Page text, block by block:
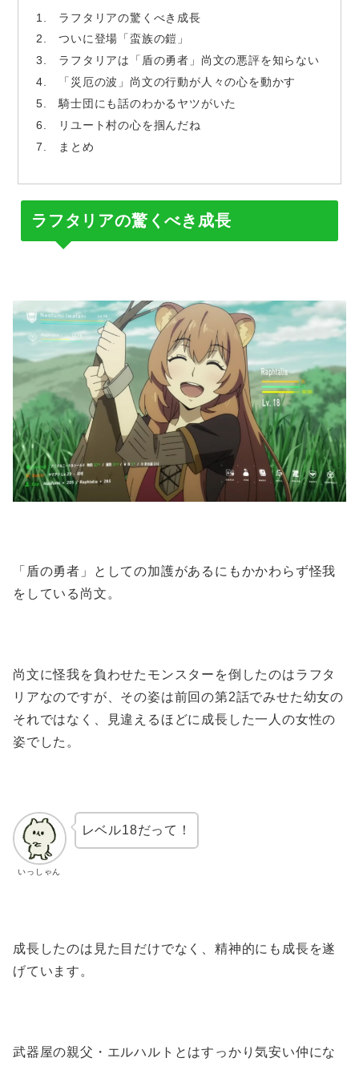
ラフタリアの驚くべき成長
ついに登場「蛮族の鎧」
ラフタリアは「盾の勇者」尚文の悪評を知らない
「災厄の波」尚文の行動が人々の心を動かす
騎士団にも話のわかるヤツがいた
リユート村の心を掴んだね
まとめ
ラフタリアの驚くべき成長
「盾の勇者」としての加護があるにもかかわらず怪我
をしている尚文。
尚文に怪我を負わせたモンスターを倒したのはラフタ
リアなのですが、その姿は前回の第2話でみせた幼女の
それではなく、見違えるほどに成長した一人の女性の
姿でした。
いっしゃん
レベル18だって！
成長したのは見た目だけでなく、精神的にも成長を遂
げています。
武器屋の親父・エルハルトとはすっかり気安い仲にな